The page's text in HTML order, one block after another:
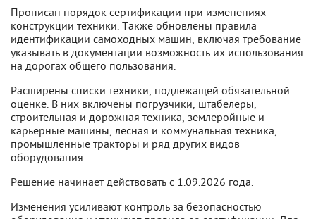
Прописан порядок сертификации при изменениях
конструкции техники. Также обновлены правила
идентификации самоходных машин, включая требование
указывать в документации возможность их использования
на дорогах общего пользования.
Расширены списки техники, подлежащей обязательной
оценке. В них включены погрузчики, штабелеры,
строительная и дорожная техника, землеройные и
карьерные машины, лесная и коммунальная техника,
промышленные тракторы и ряд других видов
оборудования.
Решение начинает действовать с 1.09.2026 года.
Изменения усиливают контроль за безопасностью